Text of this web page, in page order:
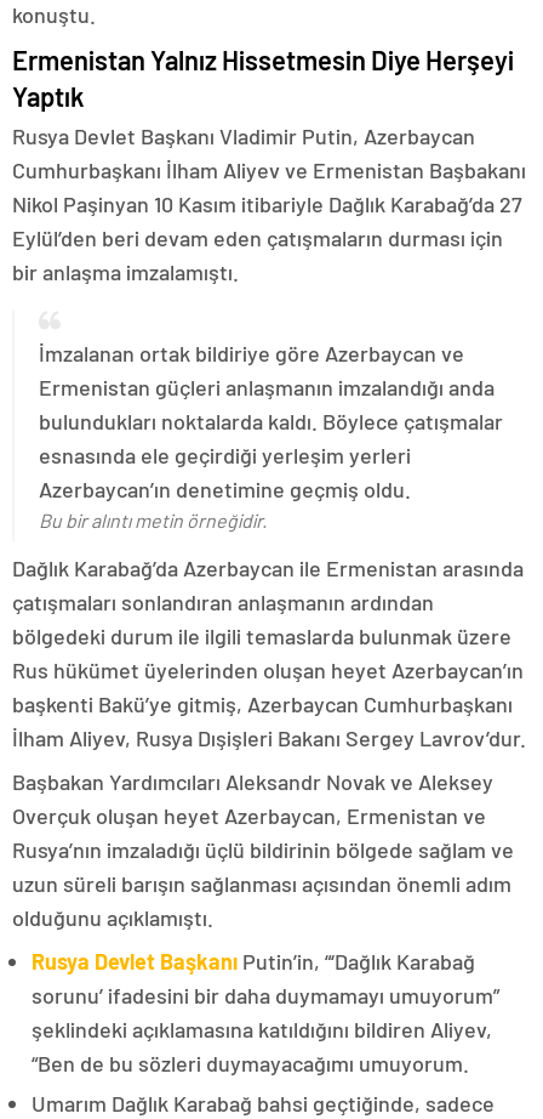
konuştu.
Ermenistan Yalnız Hissetmesin Diye Herşeyi
Yaptık
Rusya Devlet Başkanı Vladimir Putin, Azerbaycan
Cumhurbaşkanı İlham Aliyev ve Ermenistan Başbakanı
Nikol Paşinyan 10 Kasım itibariyle Dağlık Karabağ’da 27
Eylül’den beri devam eden çatışmaların durması için
bir anlaşma imzalamıştı.
İmzalanan ortak bildiriye göre Azerbaycan ve
Ermenistan güçleri anlaşmanın imzalandığı anda
bulundukları noktalarda kaldı. Böylece çatışmalar
esnasında ele geçirdiği yerleşim yerleri
Azerbaycan’ın denetimine geçmiş oldu.
Bu bir alıntı metin örneğidir.
Dağlık Karabağ’da Azerbaycan ile Ermenistan arasında
çatışmaları sonlandıran anlaşmanın ardından
bölgedeki durum ile ilgili temaslarda bulunmak üzere
Rus hükümet üyelerinden oluşan heyet Azerbaycan’ın
başkenti Bakü’ye gitmiş, Azerbaycan Cumhurbaşkanı
İlham Aliyev, Rusya Dışişleri Bakanı Sergey Lavrov’dur.
Başbakan Yardımcıları Aleksandr Novak ve Aleksey
Overçuk oluşan heyet Azerbaycan, Ermenistan ve
Rusya’nın imzaladığı üçlü bildirinin bölgede sağlam ve
uzun süreli barışın sağlanması açısından önemli adım
olduğunu açıklamıştı.
Rusya Devlet Başkanı Putin’in, “‘Dağlık Karabağ
sorunu’ ifadesini bir daha duymamayı umuyorum”
şeklindeki açıklamasına katıldığını bildiren Aliyev,
“Ben de bu sözleri duymayacağımı umuyorum.
Umarım Dağlık Karabağ bahsi geçtiğinde, sadece